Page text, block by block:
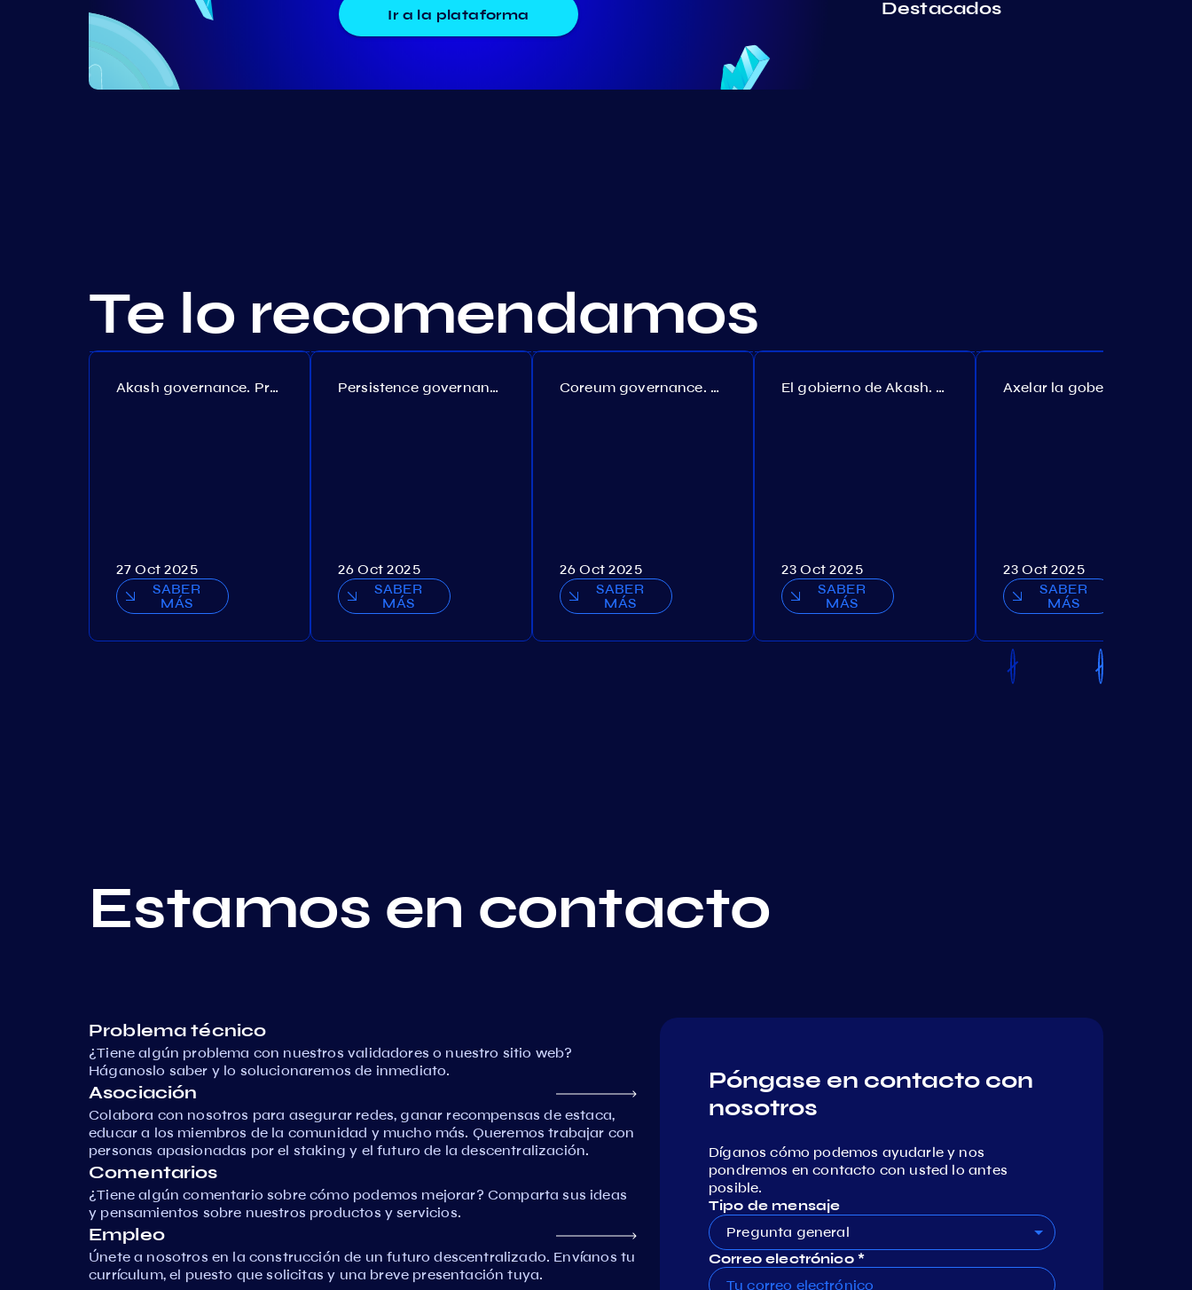
Ir a la plataforma
Destacados
Te lo recomendamos
Akash governance. Proposal №308
27 Oct 2025
SABER
MÁS
Persistence governance. Proposal №150
26 Oct 2025
SABER
MÁS
Coreum governance. Proposal №22
26 Oct 2025
SABER
MÁS
El gobierno de Akash. Propuesta №307
23 Oct 2025
SABER
MÁS
23 Oct 2025
SABER
MÁS
Estamos en contacto
Problema técnico
¿Tiene algún problema con nuestros validadores o nuestro sitio web?
Háganoslo saber y lo solucionaremos de inmediato.
Asociación
Colabora con nosotros para asegurar redes, ganar recompensas de estaca,
educar a los miembros de la comunidad y mucho más. Queremos trabajar con
personas apasionadas por el staking y el futuro de la descentralización.
Comentarios
¿Tiene algún comentario sobre cómo podemos mejorar? Comparta sus ideas
y pensamientos sobre nuestros productos y servicios.
Empleo
Únete a nosotros en la construcción de un futuro descentralizado. Envíanos tu
currículum, el puesto que solicitas y una breve presentación tuya.
Póngase en contacto con
nosotros
Díganos cómo podemos ayudarle y nos
pondremos en contacto con usted lo antes
posible.
Tipo de mensaje
Pregunta general
Correo electrónico *